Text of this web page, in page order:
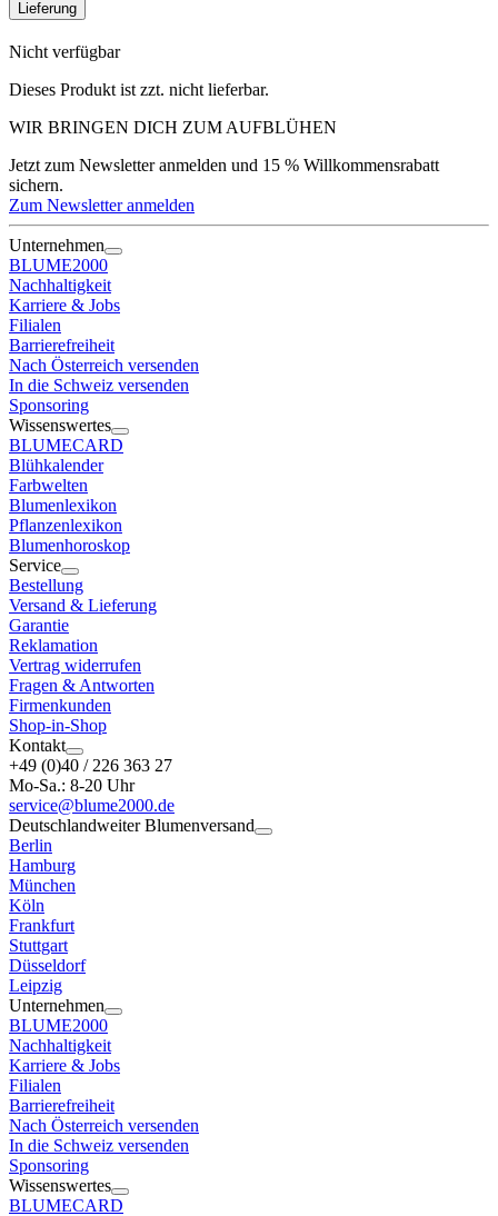
Lieferung
Nicht verfügbar
Dieses Produkt ist zzt. nicht lieferbar.
WIR BRINGEN DICH ZUM AUFBLÜHEN
Jetzt zum Newsletter anmelden und 15 % Willkommensrabatt
sichern.
Zum Newsletter anmelden
Unternehmen
BLUME2000
Nachhaltigkeit
Karriere & Jobs
Filialen
Barrierefreiheit
Nach Österreich versenden
In die Schweiz versenden
Sponsoring
Wissenswertes
BLUMECARD
Blühkalender
Farbwelten
Blumenlexikon
Pflanzenlexikon
Blumenhoroskop
Service
Bestellung
Versand & Lieferung
Garantie
Reklamation
Vertrag widerrufen
Fragen & Antworten
Firmenkunden
Shop-in-Shop
Kontakt
+49 (0)40 / 226 363 27
Mo-Sa.: 8-20 Uhr
service@blume2000.de
Deutschlandweiter Blumenversand
Berlin
Hamburg
München
Köln
Frankfurt
Stuttgart
Düsseldorf
Leipzig
Unternehmen
BLUME2000
Nachhaltigkeit
Karriere & Jobs
Filialen
Barrierefreiheit
Nach Österreich versenden
In die Schweiz versenden
Sponsoring
Wissenswertes
BLUMECARD